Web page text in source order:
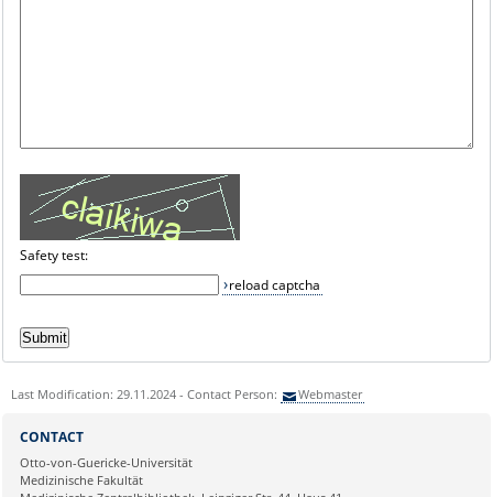
Safety test:
reload captcha
Last Modification: 29.11.2024 - Contact Person: Webmaster
CONTACT
Otto-von-Guericke-Universität
Medizinische Fakultät